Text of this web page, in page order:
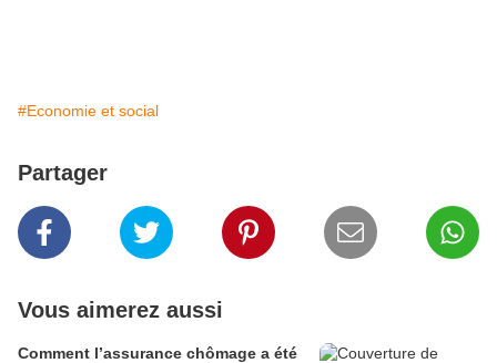
#Economie et social
Partager
Vous aimerez aussi
Comment l’assurance chômage a été